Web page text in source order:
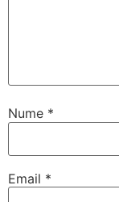
Nume *
Email *